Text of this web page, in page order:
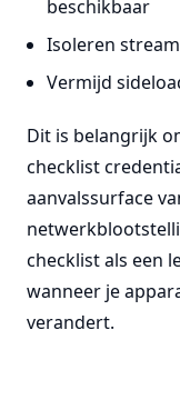
beschikbaar
Isoleren
Vermijd
Dit is belangrijk
checklist
aanvalssurface
checklist als een
wanneer je
verandert.